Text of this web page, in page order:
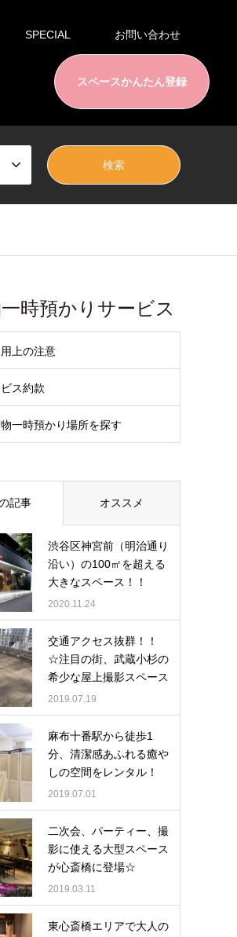
SPECIAL お問い合わせ
スペースかんたん登録
時預かりサービス
上の注意
ス約款
一時預かり場所を探す
記事 オススメ
渋谷区神宮前（明治通り
沿い）の100㎡を超える
大きなスペース！！
2020.11.24
交通アクセス抜群！！
☆注目の街、武蔵小杉の
希少な屋上撮影スペース
2019.07.19
麻布十番駅から徒歩1
分、清潔感あふれる癒や
しの空間をレンタル！
2019.07.01
二次会、パーティー、撮
影に使える大型スペース
が心斎橋に登場☆
2019.03.11
東心斎橋エリアで大人の